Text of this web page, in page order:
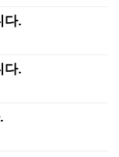
다.
다.